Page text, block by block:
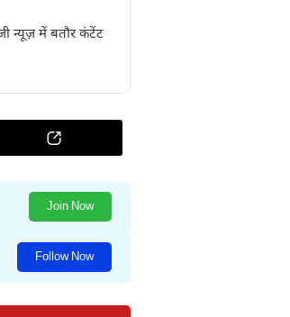
न्यूज़ में बतौर कंटेंट
Join Now
Follow Now